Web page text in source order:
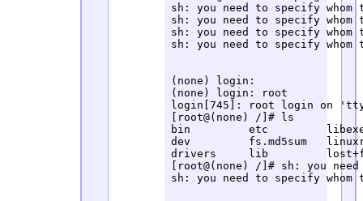
sh: you need to specify
sh: you need to specify
sh: you need to specify
sh: you need to specify
(none) login:
(none) login: root
login[745]: root login on
[root@(none) /]# ls
bin         etc
dev         fs.md5sum
drivers     lib
[root@(none) /]# sh: you
sh: you need to specify